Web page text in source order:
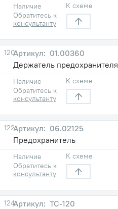
Наличие
Обратитесь к
консультанту
К схеме
120
01.00360
Держатель пpедоxранителя
Наличие
Обратитесь к
консультанту
К схеме
122
06.02125
Предохранитель
Наличие
Обратитесь к
консультанту
К схеме
124
ТС-120